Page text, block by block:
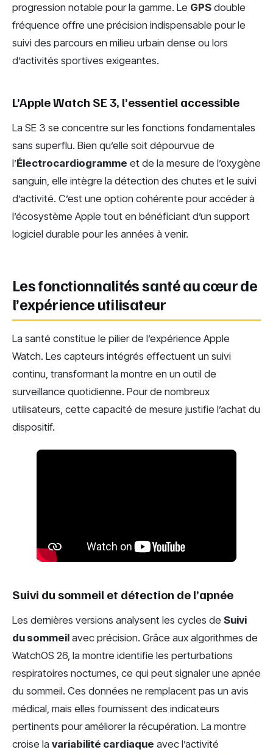
progression notable pour la gamme. Le GPS double
fréquence offre une précision indispensable pour le
suivi des parcours en milieu urbain dense ou lors
d’activités sportives exigeantes.
L’Apple Watch SE 3, l’essentiel accessible
La SE 3 se concentre sur les fonctions fondamentales
sans superflu. Bien qu’elle soit dépourvue de
l’Électrocardiogramme et de la mesure de l’oxygène
sanguin, elle intègre la détection des chutes et le suivi
d’activité. C’est une option cohérente pour accéder à
l’écosystème Apple tout en bénéficiant d’un support
logiciel durable pour les années à venir.
Les fonctionnalités santé au cœur de
l’expérience utilisateur
La santé constitue le pilier de l’expérience Apple
Watch. Les capteurs intégrés effectuent un suivi
continu, transformant la montre en un outil de
surveillance quotidienne. Pour de nombreux
utilisateurs, cette capacité de mesure justifie l’achat du
dispositif.
Suivi du sommeil et détection de l’apnée
Les dernières versions analysent les cycles de Suivi
du sommeil avec précision. Grâce aux algorithmes de
WatchOS 26, la montre identifie les perturbations
respiratoires nocturnes, ce qui peut signaler une apnée
du sommeil. Ces données ne remplacent pas un avis
médical, mais elles fournissent des indicateurs
pertinents pour améliorer la récupération. La montre
croise la variabilité cardiaque avec l’activité